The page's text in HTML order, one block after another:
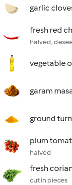
garlic
fresh red
halved,
vegetable
garam
ground
plum
halved
fresh
cut in pieces